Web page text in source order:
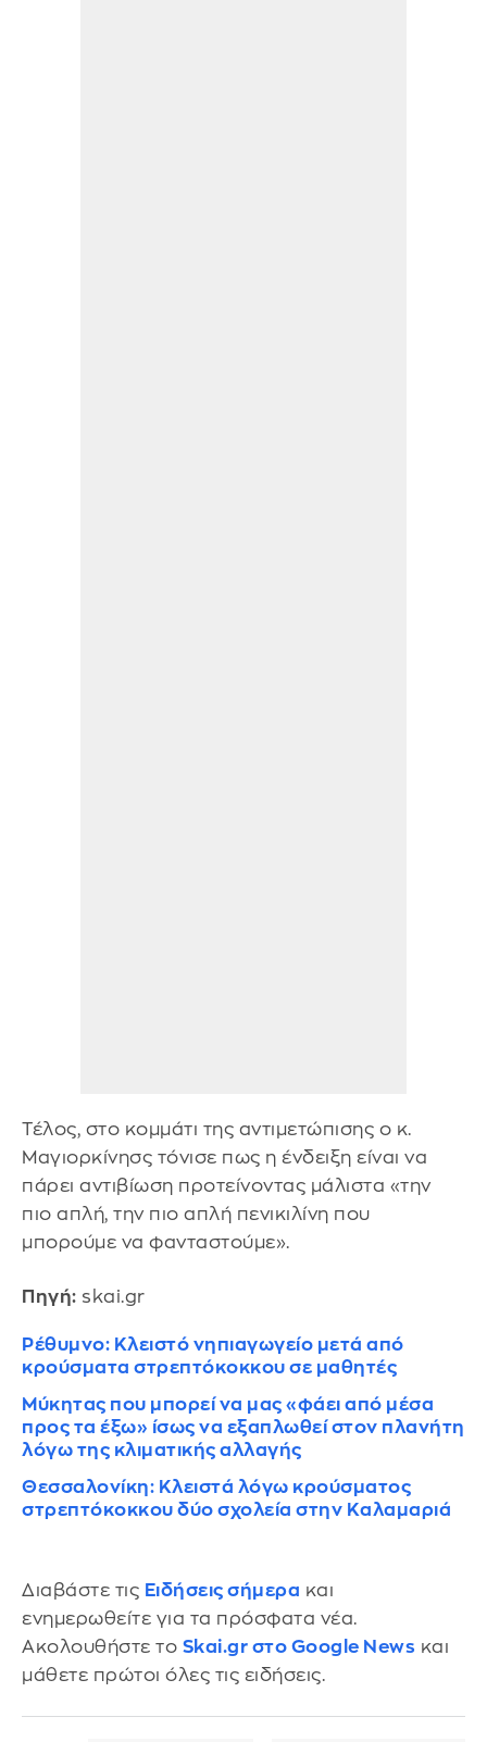
Τέλος, στο κομμάτι της αντιμετώπισης ο κ.
Μαγιορκίνησς τόνισε πως η ένδειξη είναι να
πάρει αντιβίωση προτείνοντας μάλιστα «την
πιο απλή, την πιο απλή πενικιλίνη που
μπορούμε να φανταστούμε».
Πηγή: skai.gr
Ρέθυμνο: Κλειστό νηπιαγωγείο μετά από
κρούσματα στρεπτόκοκκου σε μαθητές
Μύκητας που μπορεί να μας «φάει από μέσα
προς τα έξω» ίσως να εξαπλωθεί στον πλανήτη
λόγω της κλιματικής αλλαγής
Θεσσαλονίκη: Κλειστά λόγω κρούσματος
στρεπτόκοκκου δύο σχολεία στην Καλαμαριά
Διαβάστε τις Ειδήσεις σήμερα και
ενημερωθείτε για τα πρόσφατα νέα.
Ακολουθήστε το Skai.gr στο Google News και
μάθετε πρώτοι όλες τις ειδήσεις.